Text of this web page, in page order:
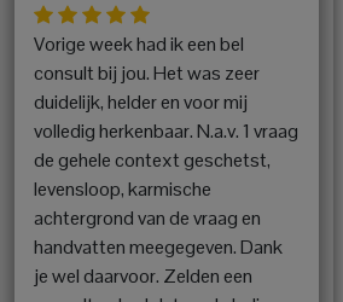
Vorige week had ik een bel
consult bij jou. Het was zeer
duidelijk, helder en voor mij
volledig herkenbaar. N.a.v. 1 vraag
de gehele context geschetst,
levensloop, karmische
achtergrond van de vraag en
handvatten meegegeven. Dank
je wel daarvoor. Zelden een